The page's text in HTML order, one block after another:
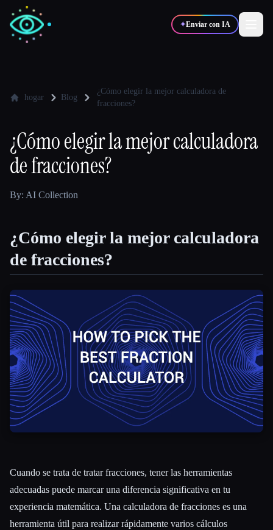
✦Enviar con IA
🎨Diseñadores
💻 Desarrolladores 📈 Marketers
🎓Estudiantes
Blog
Comparar herramientas
Todas las categorías
Acerca de
hogar Blog
¿Cómo elegir la mejor calculadora de
fracciones?
¿Cómo elegir la mejor calculadora
de fracciones?
By: AI Collection
¿Cómo elegir la mejor calculadora
de fracciones?
Cuando se trata de tratar fracciones, tener las herramientas
adecuadas puede marcar una diferencia significativa en tu
experiencia matemática. Una calculadora de fracciones es una
herramienta útil para realizar rápidamente varios cálculos